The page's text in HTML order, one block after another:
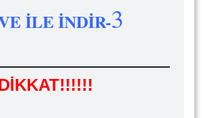
İLE İNDİR-3